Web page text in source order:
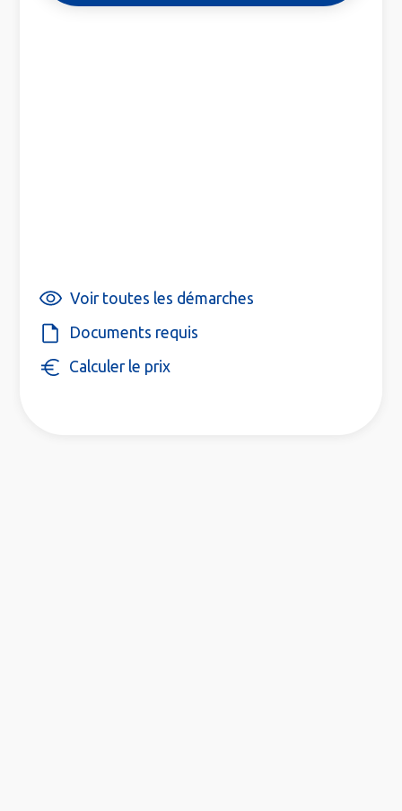
Voir toutes les démarches
Documents requis
Calculer le prix